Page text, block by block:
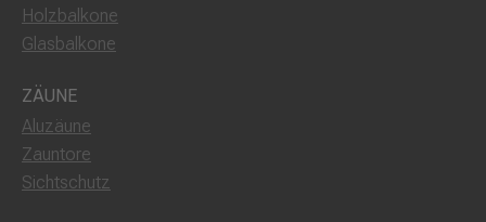
Holzbalkone
Glasbalkone
ZÄUNE
Aluzäune
Zauntore
Sichtschutz